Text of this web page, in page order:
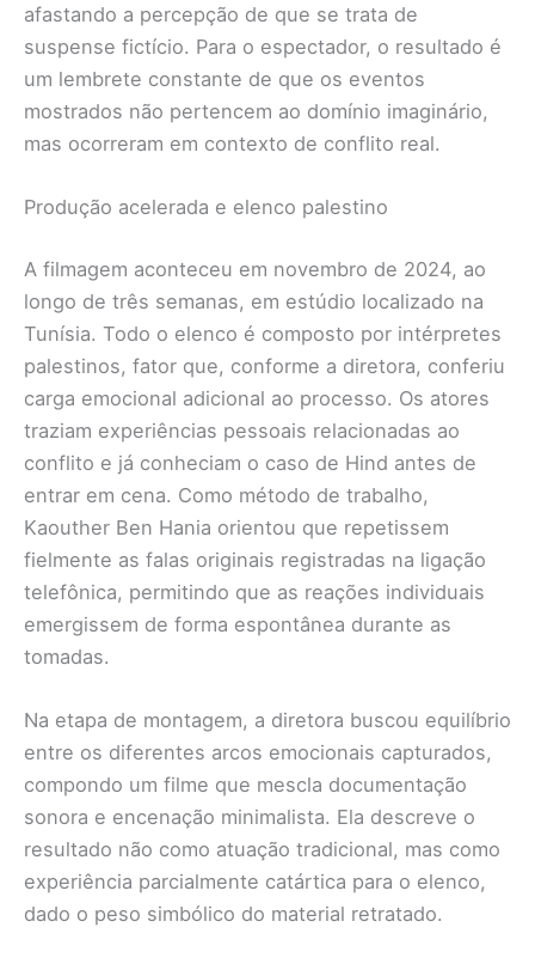
afastando a percepção de que se trata de
suspense fictício. Para o espectador, o resultado é
um lembrete constante de que os eventos
mostrados não pertencem ao domínio imaginário,
mas ocorreram em contexto de conflito real.
Produção acelerada e elenco palestino
A filmagem aconteceu em novembro de 2024, ao
longo de três semanas, em estúdio localizado na
Tunísia. Todo o elenco é composto por intérpretes
palestinos, fator que, conforme a diretora, conferiu
carga emocional adicional ao processo. Os atores
traziam experiências pessoais relacionadas ao
conflito e já conheciam o caso de Hind antes de
entrar em cena. Como método de trabalho,
Kaouther Ben Hania orientou que repetissem
fielmente as falas originais registradas na ligação
telefônica, permitindo que as reações individuais
emergissem de forma espontânea durante as
tomadas.
Na etapa de montagem, a diretora buscou equilíbrio
entre os diferentes arcos emocionais capturados,
compondo um filme que mescla documentação
sonora e encenação minimalista. Ela descreve o
resultado não como atuação tradicional, mas como
experiência parcialmente catártica para o elenco,
dado o peso simbólico do material retratado.